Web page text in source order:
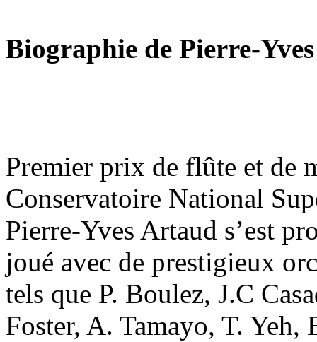
Biographie de Pierre-
Premier prix de flûte et de
Conservatoire National
Pierre-Yves Artaud s’est
joué avec de prestigieux
tels que P. Boulez, J.C
Foster, A. Tamayo, T. Yeh,